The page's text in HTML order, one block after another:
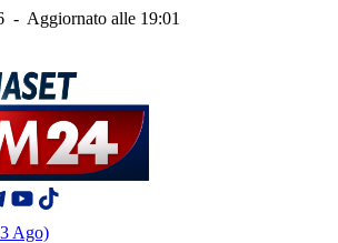
- Aggiornato alle 19:01
Ago)